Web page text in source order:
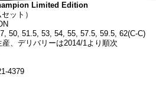
Limited Edition
ット）
50, 51.5, 53, 54, 55, 57.5, 59.5, 62(C-C)
、デリバリーは2014/1より順次
4379